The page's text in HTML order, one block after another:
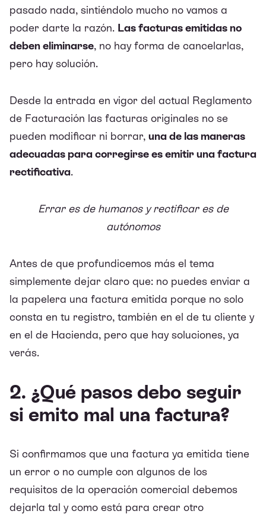
pasado nada, sintiéndolo mucho no vamos a
poder darte la razón. Las facturas emitidas no
deben eliminarse, no hay forma de cancelarlas,
pero hay solución.
Desde la entrada en vigor del actual Reglamento
de Facturación las facturas originales no se
pueden modificar ni borrar, una de las maneras
adecuadas para corregirse es emitir una factura
rectificativa.
Errar es de humanos y rectificar es de
autónomos
Antes de que profundicemos más el tema
simplemente dejar claro que: no puedes enviar a
la papelera una factura emitida porque no solo
consta en tu registro, también en el de tu cliente y
en el de Hacienda, pero que hay soluciones, ya
verás.
2. ¿Qué pasos debo seguir
si emito mal una factura?
Si confirmamos que una factura ya emitida tiene
un error o no cumple con algunos de los
requisitos de la operación comercial debemos
dejarla tal y como está para crear otro